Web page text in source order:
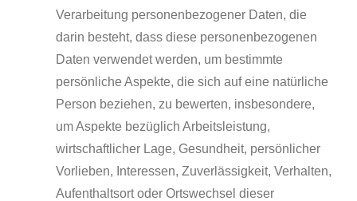
Verarbeitung personenbezogener Daten, die
darin besteht, dass diese personenbezogenen
Daten verwendet werden, um bestimmte
persönliche Aspekte, die sich auf eine natürliche
Person beziehen, zu bewerten, insbesondere,
um Aspekte bezüglich Arbeitsleistung,
wirtschaftlicher Lage, Gesundheit, persönlicher
Vorlieben, Interessen, Zuverlässigkeit, Verhalten,
Aufenthaltsort oder Ortswechsel dieser